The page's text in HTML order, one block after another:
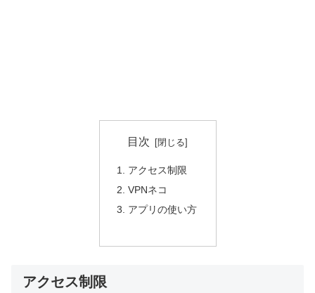
目次
アクセス制限
VPNネコ
アプリの使い方
アクセス制限